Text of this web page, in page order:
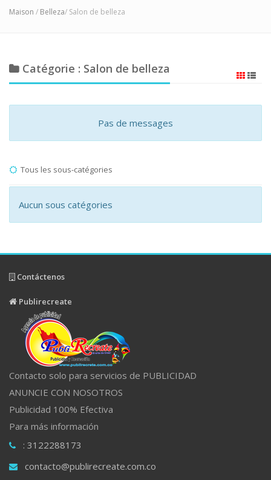
Maison / Belleza/ Salon de belleza
Catégorie : Salon de belleza
Pas de messages
Tous les sous-catégories
Aucun sous catégories
Contáctenos
Publirecreate
Contacto solo para servicios de PUBLICIDAD
ANUNCIE CON NOSOTROS
Publicidad 100% Efectiva
Para más información
: 3122288173
contacto@publirecreate.com.co